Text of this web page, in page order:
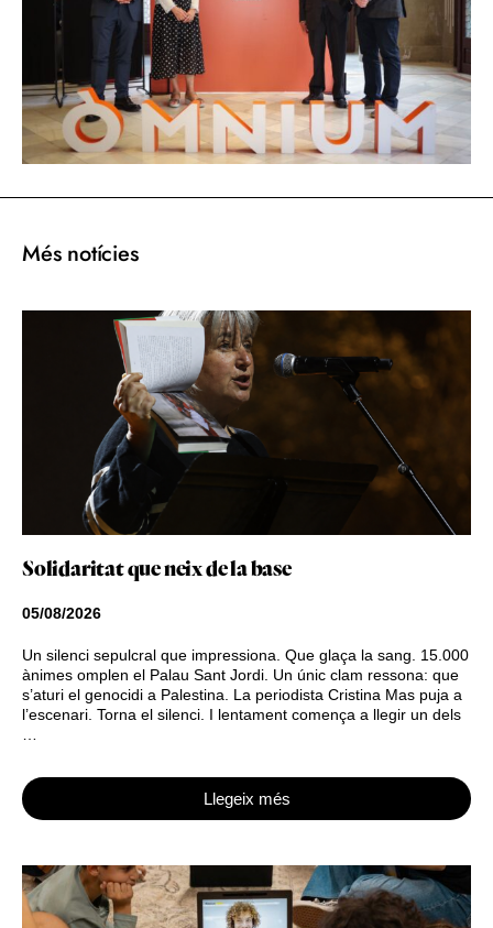
Més notícies
Solidaritat que neix de la base
05/08/2026
Un silenci sepulcral que impressiona. Que glaça la sang. 15.000
ànimes omplen el Palau Sant Jordi. Un únic clam ressona: que
s’aturi el genocidi a Palestina. La periodista Cristina Mas puja a
l’escenari. Torna el silenci. I lentament comença a llegir un dels
Llegeix més